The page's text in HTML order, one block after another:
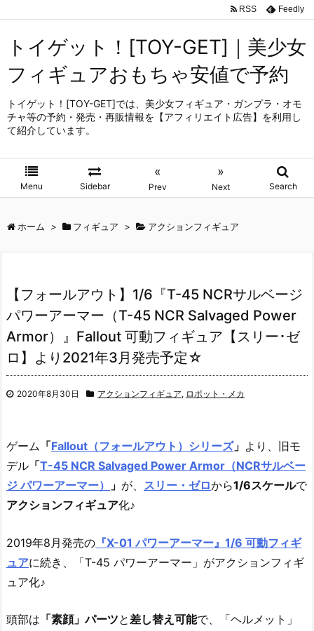
トイゲット！[TOY-GET]｜美少女
フィギュアおもちゃ安値で予約
トイゲット！[TOY-GET]では、美少女フィギュア・ガンプラ・オモ
チャ等の予約・発売・再販情報を【アフィリエイト広告】を利用し
て紹介しています。
Menu Sidebar
«
Prev
»
Next Search
RSS Feedly
ホーム > フィギュア > アクションフィギュア
【フォールアウト】1/6『T-45 NCRサルベージ
パワーアーマー（T-45 NCR Salvaged Power
Armor）』Fallout 可動フィギュア【スリー･ゼ
ロ】より2021年3月発売予定☆
2020年8月30日 アクションフィギュア, ロボット・メカ
ゲーム 「Fallout（フォールアウト）シリーズ」 より、
旧モ
デル 「T-45 NCR Salvaged Power Armor（NCRサルベー
ジ パワーアーマー）
」 が、 スリー・ゼロから1/6スケールで
アクションフィギュア化♪
2019年8月発売の 『X-01 パワーアーマー』1/6 可動フィギ
ュアに続き、「T-45 パワーアーマー」がアクションフィギ
ュア化♪
頭部は 「素顔」パーツと差し替え可能で、「ヘルメット」